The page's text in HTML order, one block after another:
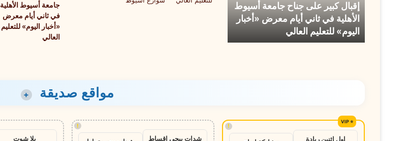
في
ثاني
أيام
معرض
إقبال كبير على جناح جامعة أسيوط
الأهلية في ثاني أيام معرض «أخبار
اليوم» للتعليم العالي
جامعة أسيوط الأهلية
في ثاني أيام معرض
«أخبار اليوم» للتعليم
العالي
مواقع صديقة +
!
اول اثنين ريادة
!
شدات ببجي اقساط يلا شوت